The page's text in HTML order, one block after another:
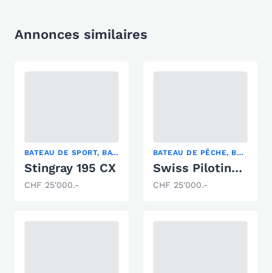
Annonces similaires
BATEAU DE SPORT, BATEAU À CABINE, SKI NAUTIQUE
Stingray 195 CX
CHF 25'000.-
BATEAU DE PÊCHE, BATEAU DE SPORT, BATEAU À CABINE
Swiss Pilotina 680
CHF 25'000.-